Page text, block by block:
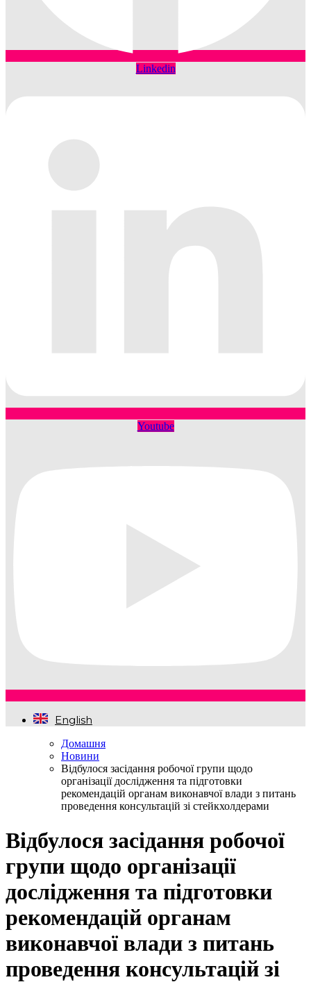
Linkedin
Youtube
English
Домашня
Новини
Відбулося засідання робочої групи щодо
організації дослідження та підготовки
рекомендацій органам виконавчої влади з питань
проведення консультацій зі стейкхолдерами
Відбулося засідання робочої
групи щодо організації
дослідження та підготовки
рекомендацій органам
виконавчої влади з питань
проведення консультацій зі